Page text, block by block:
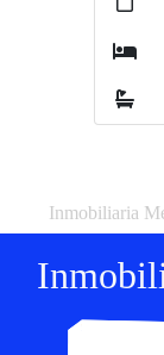
Inmobiliaria